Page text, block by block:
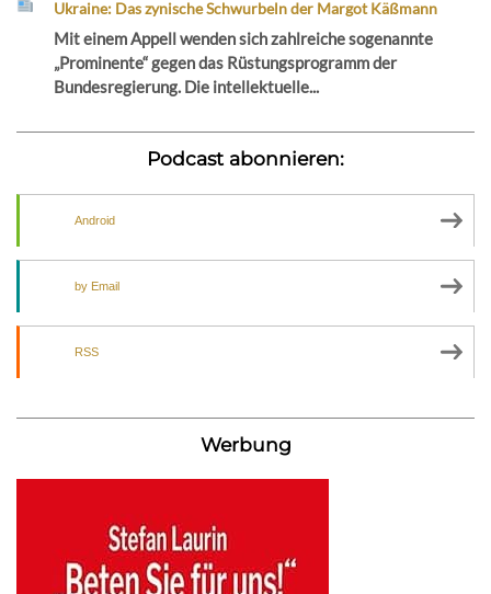
Ukraine: Das zynische Schwurbeln der Margot Käßmann
Mit einem Appell wenden sich zahlreiche sogenannte
„Prominente“ gegen das Rüstungsprogramm der
Bundesregierung. Die intellektuelle...
Podcast abonnieren:
Android
by Email
RSS
Werbung